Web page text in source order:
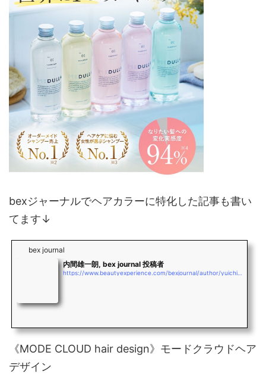
bexジャーナルでヘアカラーに特化した記事も書い
てます↓
bex journal
内間雄一朗, bex journal 投稿者
《MODE CLOUD hair design》モードクラウドヘア
デザイン